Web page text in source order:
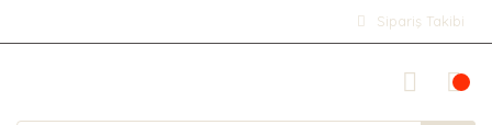
Sipariş Takibi